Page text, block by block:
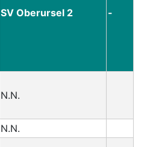
SV Oberursel 2 -
N.N.
N.N.